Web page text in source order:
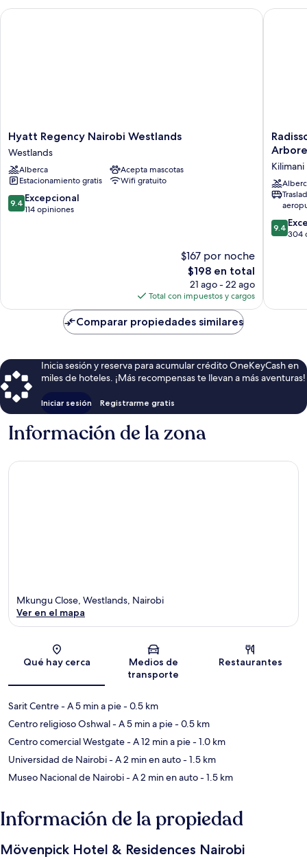
Hyatt
Regency
Nairobi
Westlands
Westlands
Hyatt Regency Nairobi Westlands
Westlands
Alberca
Acepta mascotas
Estacionamiento gratis
Wifi gratuito
9.4
de
9.4 Excepcional
114 opiniones
$167 por noche
El
precio
actual
es
de
$198
$198 en total
21 ago - 22 ago
Total con impuestos y cargos
Hyatt Regency Nairobi Westlands
Blu
&
Nairobi
Kilimani
Kilimani
9.4
de
9.4
304
Comparar propiedades similares
Inicia sesión y reserva para acumular crédito OneKeyCash en
miles de hoteles. ¡Más recompensas te llevan a más aventuras!
Iniciar sesión Registrarme gratis
Información de la zona
Sección del mapa
Mkungu Close, Westlands, Nairobi
Ver en el mapa
Qué hay cerca
Medios de
transporte
Restaurantes
Sarit Centre- A 5 min a pie- 0.5 km
Centro religioso Oshwal- A 5 min a pie- 0.5 km
Centro comercial Westgate- A 12 min a pie- 1.0 km
Universidad de Nairobi- A 2 min en auto- 1.5 km
Museo Nacional de Nairobi- A 2 min en auto- 1.5 km
Información de la propiedad
Mövenpick Hotel & Residences Nairobi